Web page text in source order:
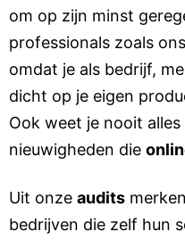
om op zijn minst
professionals zoals
omdat je als bedrijf,
dicht op je eigen
Ook weet je nooit
nieuwigheden die
Uit onze audits
bedrijven die zelf hun